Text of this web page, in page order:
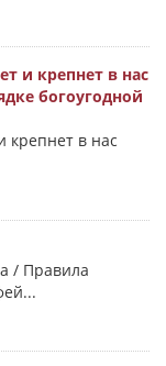
и крепнет в нас
богоугодной
крепнет в нас
/ Правила